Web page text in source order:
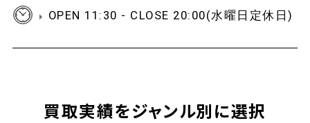
OPEN 11:30 - CLOSE 20:00(水曜日定休日)
買取実績をジャンル別に選択